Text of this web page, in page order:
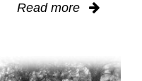
Read more